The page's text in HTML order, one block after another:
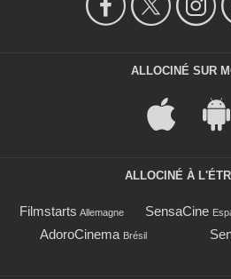
ALLOCINÉ SUR
ALLOCINÉ À
Filmstarts Allemagne SensaCine
AdoroCinema Brésil